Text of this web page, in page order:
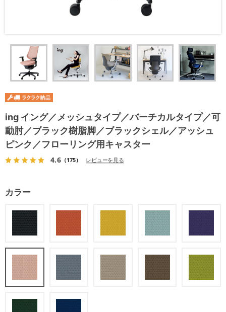
ing イング／メッシュタイプ／バーチカルタイプ／可
動肘／ブラック樹脂脚／ブラックシェル／アッシュ
ピンク／フローリング用キャスター
4.6（175） レビューを見る
カラー